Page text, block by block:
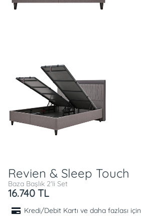
Revien & Sleep Touch
Baza Başlık 2'li Set
16.740 TL
Kredi/Debit Kartı ve daha fazlası için